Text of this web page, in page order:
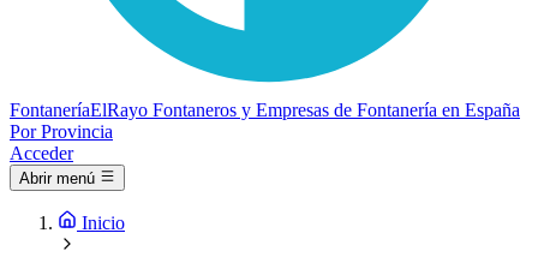
FontaneríaElRayo Fontaneros y Empresas de Fontanería en España
Por Provincia
Acceder
Abrir menú
Inicio